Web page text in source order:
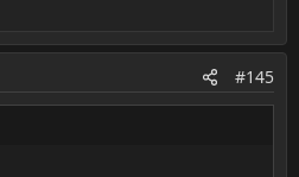
#145